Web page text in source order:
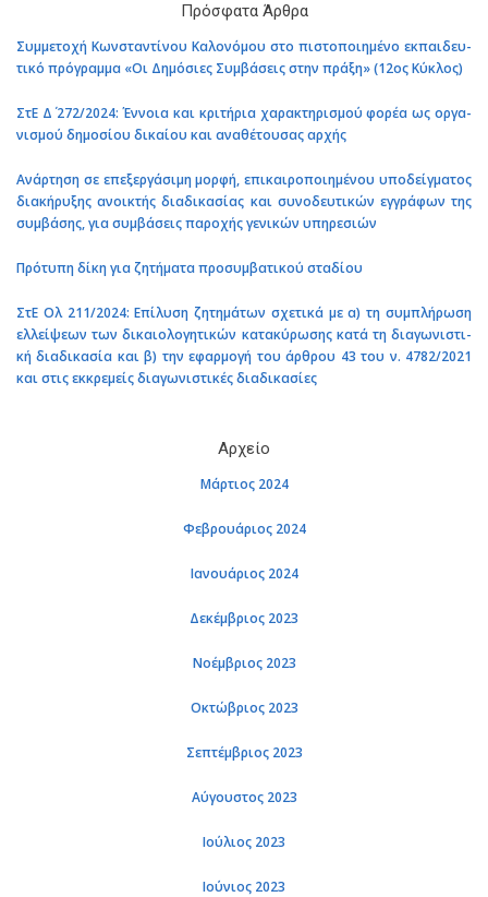
Πρό­σφα­τα Άρθρα
Συμ­με­το­χή Κων­στα­ντί­νου Κα­λο­νό­μου στο πι­στο­ποι­η­μέ­νο εκ­παι­δευ­
τι­κό πρό­γραμ­μα «Οι Δη­μό­σιες Συμ­βά­σεις στην πράξη» (12ος Κύ­κλος)
ΣτΕ Δ΄ 272/2024: Έν­νοια και κρι­τή­ρια χα­ρα­κτη­ρι­σμού φορέα ως ορ­γα­
νι­σμού δη­μο­σί­ου δι­καί­ου και ανα­θέ­του­σας αρχής
Ανάρ­τη­ση σε επε­ξερ­γά­σι­μη μορφή, επι­και­ρο­ποι­η­μέ­νου υπο­δείγ­μα­τος
δια­κή­ρυ­ξης ανοι­κτής δια­δι­κα­σί­ας και συ­νο­δευ­τι­κών εγ­γρά­φων της
συμ­βά­σης, για συμ­βά­σεις πα­ρο­χής γε­νι­κών υπη­ρε­σιών
Πρό­τυ­πη δίκη για ζη­τή­μα­τα προ­συμ­βα­τι­κού στα­δί­ου
ΣτΕ Ολ 211/2024: Επί­λυ­ση ζη­τη­μά­των σχε­τι­κά με α) τη συ­μπλή­ρω­ση
ελ­λεί­ψε­ων των δι­καιο­λο­γη­τι­κών κα­τα­κύ­ρω­σης κατά τη δια­γω­νι­στι­
κή δια­δι­κα­σία και β) την εφαρ­μο­γή του άρ­θρου 43 του ν. 4782/2021
και στις εκ­κρε­μείς δια­γω­νι­στι­κές δια­δι­κα­σί­ες
Αρ­χείο
Μάρ­τιος 2024
Φε­βρουά­ριος 2024
Ια­νουά­ριος 2024
Δε­κέμ­βριος 2023
Νο­έμ­βριος 2023
Οκτώ­βριος 2023
Σε­πτέμ­βριος 2023
Αύ­γου­στος 2023
Ιού­λιος 2023
Ιού­νιος 2023